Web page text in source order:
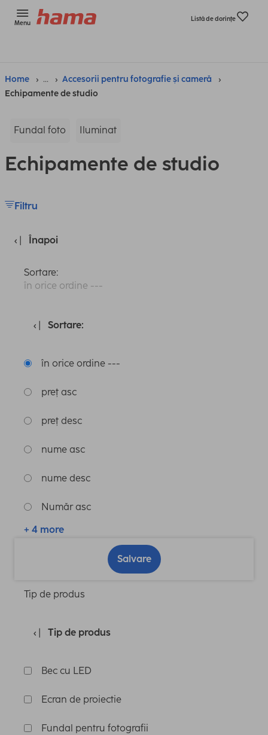
Menu
Listă de dorinţe
Home ...
Accesorii pentru fotografie și cameră
Echipamente de studio
Fundal foto Iluminat
Echipamente de studio
Filtru
Înapoi
Sortare:
în orice ordine ---
Sortare:
în orice ordine ---
preț asc
preț desc
nume asc
nume desc
Număr asc
+ 4 more
Salvare
Tip de produs
Tip de produs
Bec cu LED
Ecran de proiectie
Fundal pentru fotografii